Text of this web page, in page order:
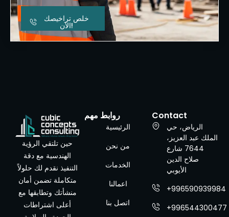
خلص تراخيصك
الآن!
حين تلتقي الرؤية
الهندسية مع دقة
التنفيذ نقدم لك حلولاً
متكاملة تضمن أمان
منشأتك وتطابقها مع
أعلى اشتراطات
روابط مهم
الرئيسية
من نحن
الخدمات
اعمالنا
اتصل بنا
Contact
الرياض، حي
الملك عبد العزيز،
7644 شارع
صلاح الدين
الأيوبي
+996590939984
+996544300477